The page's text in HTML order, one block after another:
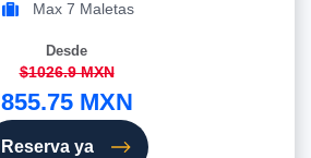
Max 7 Maletas
Desde
$1026.9 MXN
855.75 MXN
Reserva ya